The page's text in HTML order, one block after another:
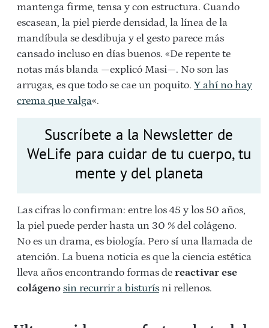
mantenga firme, tensa y con estructura. Cuando
escasean, la piel pierde densidad, la línea de la
mandíbula se desdibuja y el gesto parece más
cansado incluso en días buenos. «De repente te
notas más blanda —explicó Masi—. No son las
arrugas, es que todo se cae un poquito. Y ahí no hay
crema que valga«.
Suscríbete a la Newsletter de
WeLife para cuidar de tu cuerpo, tu
mente y del planeta
Las cifras lo confirman: entre los 45 y los 50 años,
la piel puede perder hasta un 30 % del colágeno.
No es un drama, es biología. Pero sí una llamada de
atención. La buena noticia es que la ciencia estética
lleva años encontrando formas de reactivar ese
colágeno sin recurrir a bisturís ni rellenos.